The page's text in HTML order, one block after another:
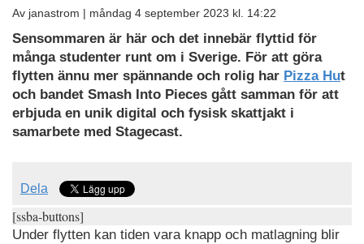
Av janastrom | måndag 4 september 2023 kl. 14:22
Sensommaren är här och det innebär flyttid för
många studenter runt om i Sverige. För att göra
flytten ännu mer spännande och rolig har Pizza Hut
och bandet Smash Into Pieces gått samman för att
erbjuda en unik digital och fysisk skattjakt i
samarbete med Stagecast.
Dela
[ssba-buttons]
Under flytten kan tiden vara knapp och matlagning blir